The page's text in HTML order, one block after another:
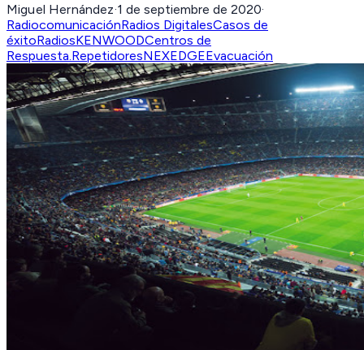
Miguel Hernández·1 de septiembre de 2020·
RadiocomunicaciónRadios DigitalesCasos de
éxitoRadiosKENWOODCentros de
Respuesta.RepetidoresNEXEDGEEvacuación